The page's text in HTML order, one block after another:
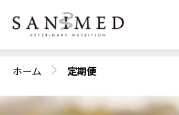
ホーム 定期便